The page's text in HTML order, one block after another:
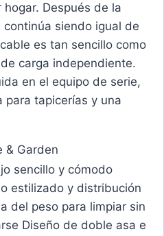
Después de la
siendo igual de
es tan sencillo como
carga independiente.
en el equipo de serie,
para tapicerías y una
& Garden
sencillo y cómodo
estilizado y distribución
del peso para limpiar sin
Diseño de doble asa e